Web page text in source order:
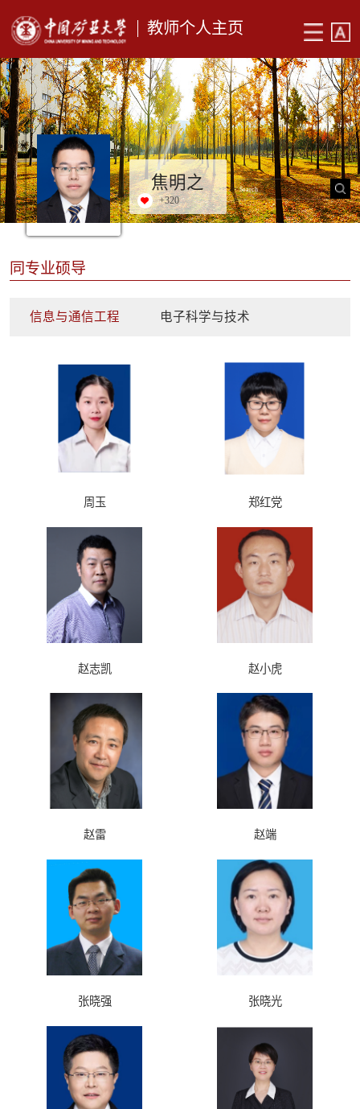
教师个人主页
焦明之
+320
同专业硕导
信息与通信工程 电子科学与技术
周玉 郑红党
赵志凯 赵小虎
赵雷 赵端
张晓强 张晓光